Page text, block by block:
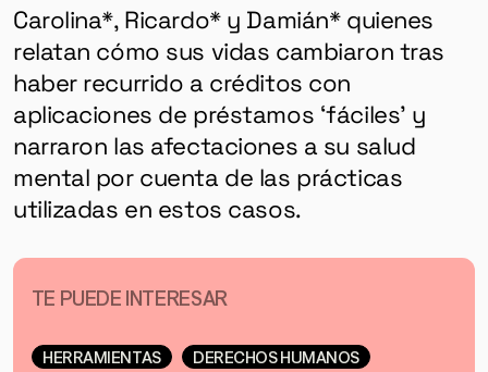
Carolina*, Ricardo* y Damián* quienes
relatan cómo sus vidas cambiaron tras
haber recurrido a créditos con
aplicaciones de préstamos ‘fáciles’ y
narraron las afectaciones a su salud
mental por cuenta de las prácticas
utilizadas en estos casos.
TE PUEDE INTERESAR
HERRAMIENTAS
DERECHOS HUMANOS